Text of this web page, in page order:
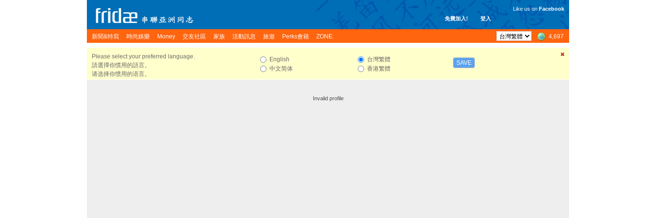
免費加入! 登入
Like us on Facebook
新聞&特寫 時尚娛樂 Money 交友社區 家族 活動訊息 旅遊 Perks會籍 ZONE: 4,697
Please select your preferred language.
請選擇你慣用的語言。
请选择你惯用的语言。
English
中文简体
台灣繁體
香港繁體
SAVE
Invalid profile